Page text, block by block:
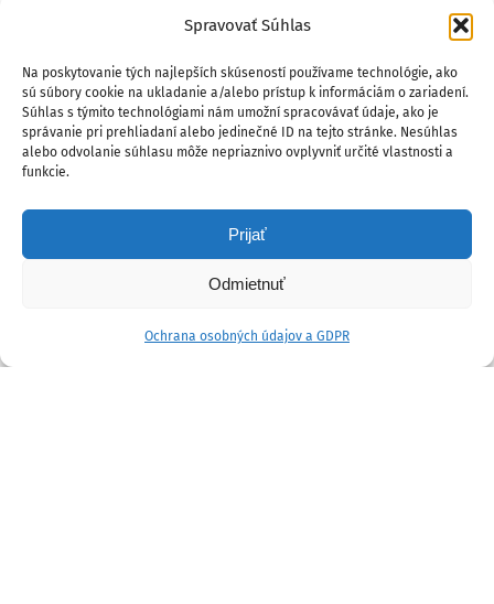
Spravovať Súhlas
Na poskytovanie tých najlepších skúseností používame technológie, ako
sú súbory cookie na ukladanie a/alebo prístup k informáciám o zariadení.
Súhlas s týmito technológiami nám umožní spracovávať údaje, ako je
správanie pri prehliadaní alebo jedinečné ID na tejto stránke. Nesúhlas
alebo odvolanie súhlasu môže nepriaznivo ovplyvniť určité vlastnosti a
funkcie.
Prijať
Odmietnuť
Ochrana osobných údajov a GDPR